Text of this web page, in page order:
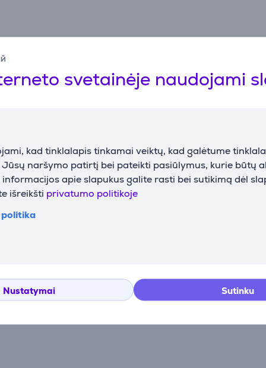
svetainėje naudojami
kad tinklalapis tinkamai veiktų, kad galėtume
naršymo patirtį bei pateikti pasiūlymus, kurie būtų
apie slapukus galite rasti bei sutikimą dėl
išreikšti privatumo politikoje
politika
Nustatymai Sutinku
Specifikacija
Atsiliepimų nėra.